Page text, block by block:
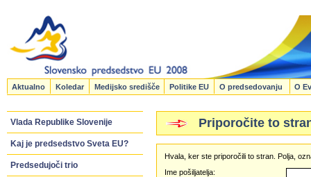
Aktualno Koledar Medijsko središče Politike EU O predsedovanju O
Vlada Republike Slovenije
Kaj je predsedstvo Sveta EU?
Predsedujoči trio
Priporočite to
Hvala, ker ste priporočili to stran. Polja,
Ime pošiljatelja: